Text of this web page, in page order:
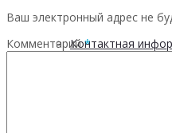
Контактная
Ваш электронный адрес не
Комментарий*